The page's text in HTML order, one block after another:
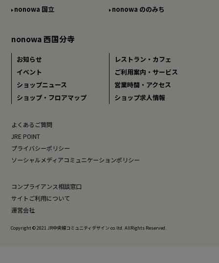
nonowa 国立
nonowa ののみち
nonowa 西国分寺
お知らせ
イベント
ショップニュース
ショップ・フロアマップ
レストラン・カフェ
ご利用案内・サービス
営業時間・アクセス
ショップ求人情報
よくあるご質問
JRE POINT
プライバシーポリシー
ソーシャルメディアコミュニケーションポリシー
コンプライアンス相談窓口
サイトご利用について
運営会社
Copyright © 2021 JR中央線コミュニティデザイン co.ltd. AllRights Reserved.